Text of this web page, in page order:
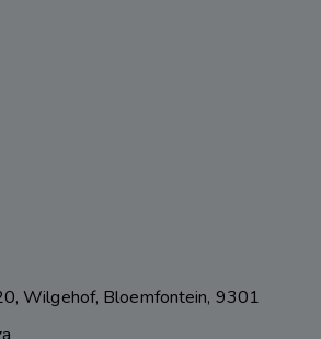
Wilgehof, Bloemfontein, 9301